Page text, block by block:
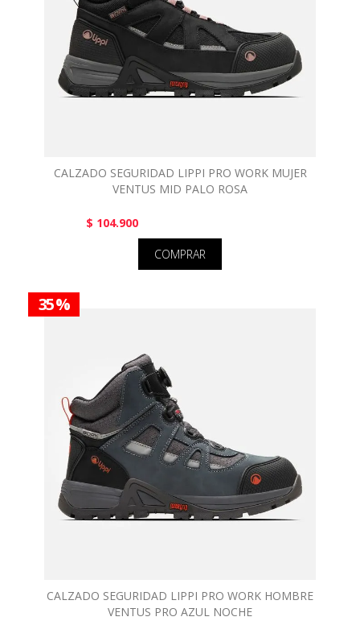
CALZADO SEGURIDAD LIPPI PRO WORK MUJER
VENTUS MID PALO ROSA
$ 104.900
COMPRAR
35 %
CALZADO SEGURIDAD LIPPI PRO WORK HOMBRE
VENTUS PRO AZUL NOCHE